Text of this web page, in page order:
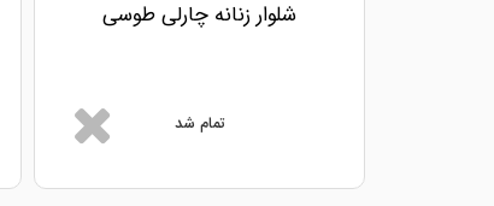
شلوار زنانه چارلی طوسی
تمام شد